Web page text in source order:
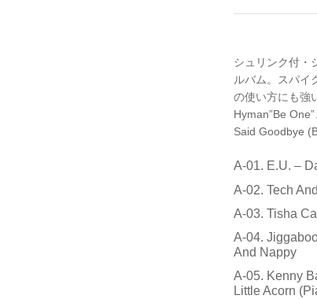
シュリンク付・
ルバム。スパイ
の使い方にも強
Hyman”Be
Said Goodbye
A-01. E.U. –
A-02. Tech
A-03. Tisha
A-04.
And Nappy
A-05. Kenny
Little Acorn